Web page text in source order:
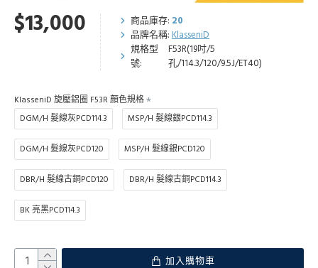
$13,000 商品庫存: 20
品牌名稱: KlasseniD
規格型
號:
F53R(19吋/5
孔/114.3/120/9.5J/ET40)
KlasseniD 旋壓鋁圈 F53R 顏色規格
DGM/H 髮線灰PCD114.3
MSP/H 髮線銀PCD114.3
DGM/H 髮線灰PCD120 MSP/H 髮線銀PCD120
DBR/H 髮線古銅PCD120 DBR/H 髮線古銅PCD114.3
BK 亮黑PCD114.3
加入購物車